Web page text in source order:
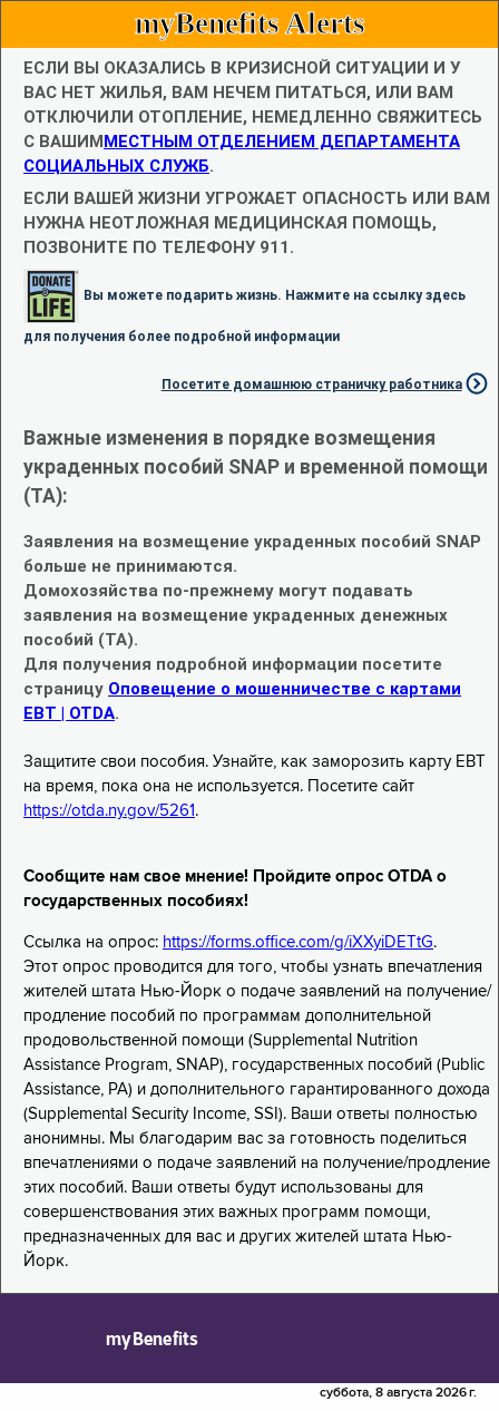
myBenefits Alerts
ЕСЛИ ВЫ ОКАЗАЛИСЬ В КРИЗИСНОЙ СИТУАЦИИ И У
ВАС НЕТ ЖИЛЬЯ, ВАМ НЕЧЕМ ПИТАТЬСЯ, ИЛИ ВАМ
ОТКЛЮЧИЛИ ОТОПЛЕНИЕ, НЕМЕДЛЕННО СВЯЖИТЕСЬ
С ВАШИММЕСТНЫМ ОТДЕЛЕНИЕМ ДЕПАРТАМЕНТА
СОЦИАЛЬНЫХ СЛУЖБ.
ЕСЛИ ВАШЕЙ ЖИЗНИ УГРОЖАЕТ ОПАСНОСТЬ ИЛИ ВАМ
НУЖНА НЕОТЛОЖНАЯ МЕДИЦИНСКАЯ ПОМОЩЬ,
ПОЗВОНИТЕ ПО ТЕЛЕФОНУ 911.
Вы можете подарить жизнь. Нажмите на ссылку здесь
для получения более подробной информации
Посетите домашнюю страничку работника
Важные изменения в порядке возмещения
украденных пособий SNAP и временной помощи
(TA):
Заявления на возмещение украденных пособий SNAP
больше не принимаются.
Домохозяйства по-прежнему могут подавать
заявления на возмещение украденных денежных
пособий (TA).
Для получения подробной информации посетите
страницу Оповещение о мошенничестве с картами
EBT | OTDA.
Защитите свои пособия. Узнайте, как заморозить карту EBT
на время, пока она не используется. Посетите сайт
https://otda.ny.gov/5261 .
Сообщите нам свое мнение! Пройдите опрос OTDA о
государственных пособиях!
Ссылка на опрос: https://forms.office.com/g/iXXyiDETtG.
Этот опрос проводится для того, чтобы узнать впечатления
жителей штата Нью-Йорк о подаче заявлений на получение/
продление пособий по программам дополнительной
продовольственной помощи (Supplemental Nutrition
Assistance Program, SNAP), государственных пособий (Public
Assistance, PA) и дополнительного гарантированного дохода
(Supplemental Security Income, SSI). Ваши ответы полностью
анонимны. Мы благодарим вас за готовность поделиться
впечатлениями о подаче заявлений на получение/продление
этих пособий. Ваши ответы будут использованы для
совершенствования этих важных программ помощи,
предназначенных для вас и других жителей штата Нью-
Йорк.
myBenefits
суббота, 8 августа 2026 г.